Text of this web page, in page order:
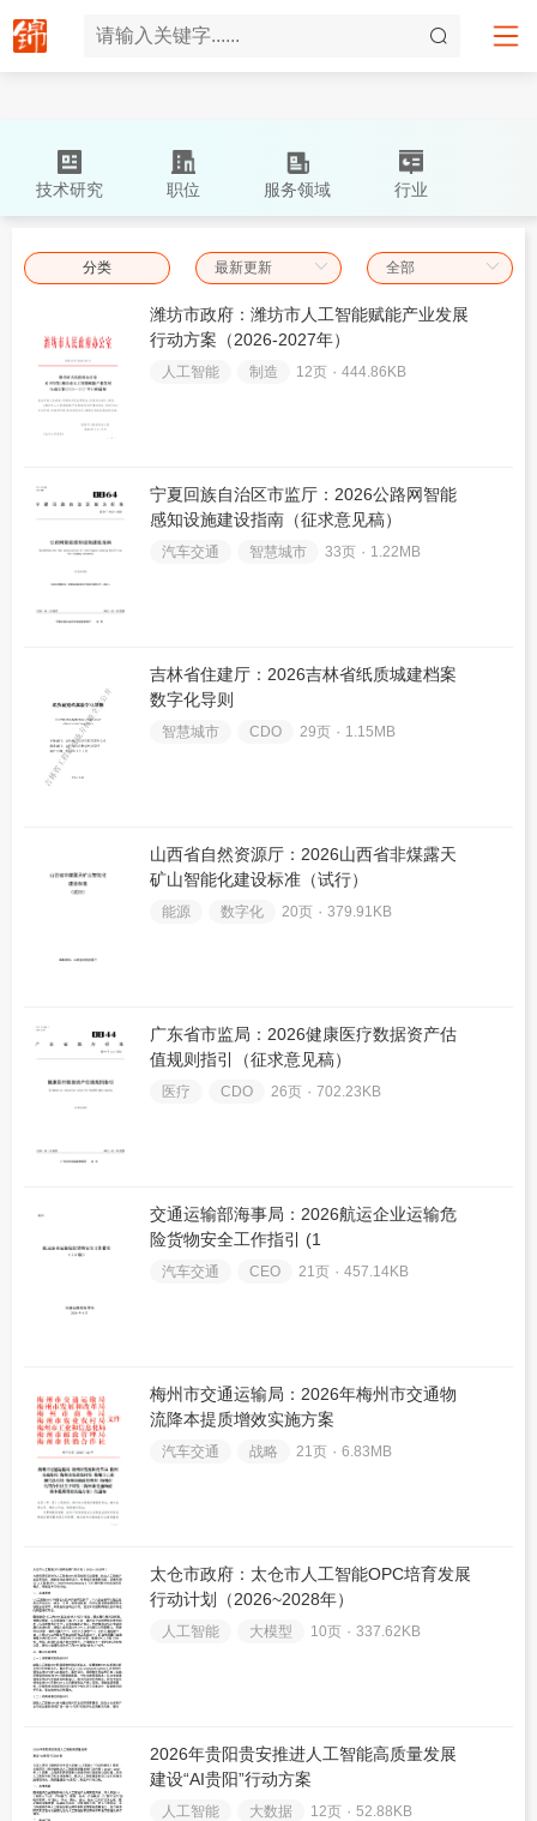
技术研究 职位 服务领域 行业
分类
潍坊市政府：潍坊市人工智能赋能产业发展
行动方案（2026-2027年）
人工智能 制造 12页 ۰ 444.86KB
宁夏回族自治区市监厅：2026公路网智能
感知设施建设指南（征求意见稿）
汽车交通 智慧城市 33页 ۰ 1.22MB
吉林省住建厅：2026吉林省纸质城建档案
数字化导则
智慧城市 CDO 29页 ۰ 1.15MB
山西省自然资源厅：2026山西省非煤露天
矿山智能化建设标准（试行）
能源 数字化 20页 ۰ 379.91KB
广东省市监局：2026健康医疗数据资产估
值规则指引（征求意见稿）
医疗 CDO 26页 ۰ 702.23KB
交通运输部海事局：2026航运企业运输危
险货物安全工作指引 (1
汽车交通 CEO 21页 ۰ 457.14KB
梅州市交通运输局：2026年梅州市交通物
流降本提质增效实施方案
汽车交通 战略 21页 ۰ 6.83MB
太仓市政府：太仓市人工智能OPC培育发展
行动计划（2026~2028年）
人工智能 大模型 10页 ۰ 337.62KB
2026年贵阳贵安推进人工智能高质量发展
建设“AI贵阳”行动方案
人工智能 大数据 12页 ۰ 52.88KB